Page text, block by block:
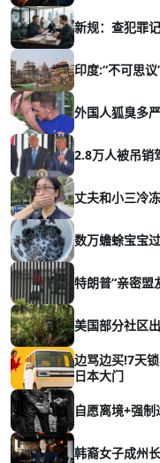
新规：查犯罪
印度:“不可思
外国人狐臭多
2.8万人被吊销
丈夫和小三冷
数万蟾蜍宝宝
特朗普“亲密盟
美国部分社区
边骂边买!7天
日本大门
自愿离境+强
韩裔女子成州